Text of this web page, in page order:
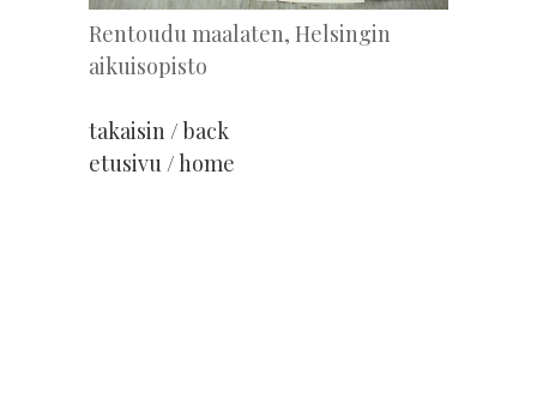
Rentoudu maalaten, Helsingin
aikuisopisto
takaisin / back
etusivu / home